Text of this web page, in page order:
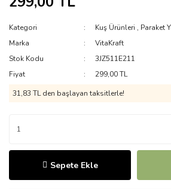
Kategori Kuş Ürünleri , Paraket
Marka
VitaKraft
Stok Kodu
3JZ511E211
Fiyat
299,00 TL
31,83 TL den başlayan taksitlerle!
Sepete Ekle